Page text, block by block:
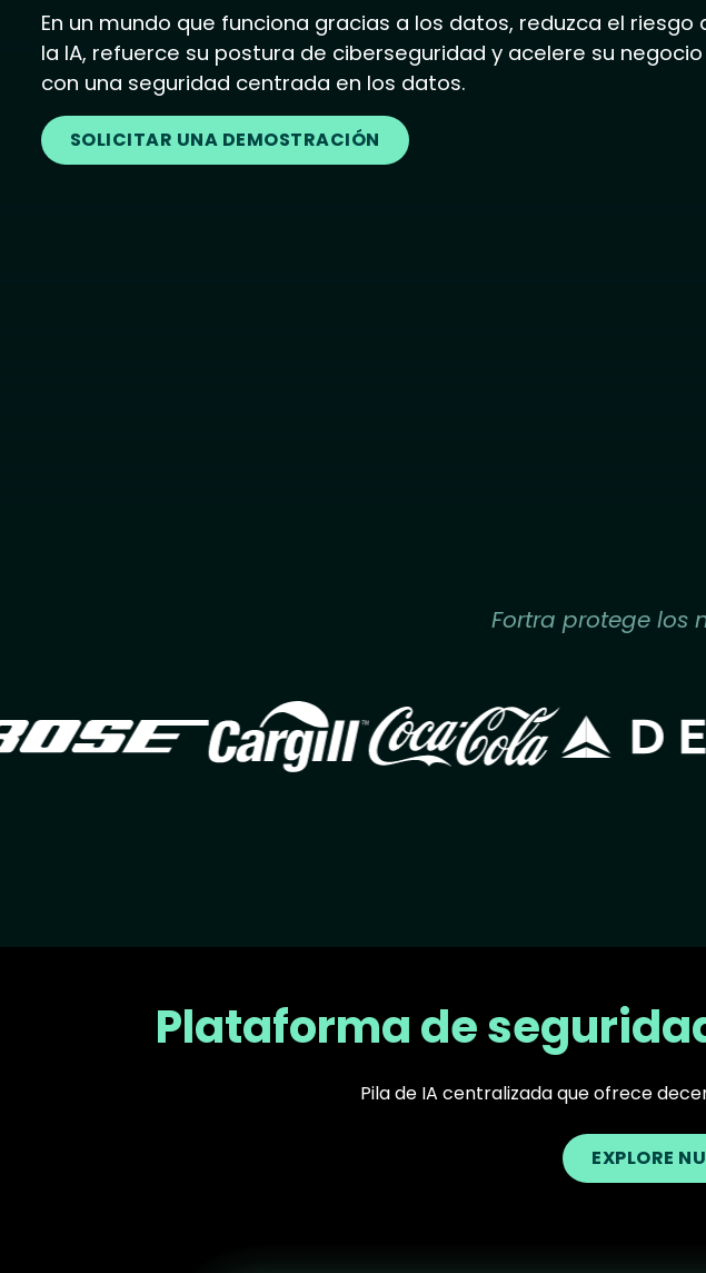
En un mundo que funciona gracias a los datos, reduzca el riesgo
la IA, refuerce su postura de ciberseguridad y acelere su negocio
con una seguridad centrada en los datos.
SOLICITAR UNA DEMOSTRACIÓN
Fortra protege los
Image Image Image
Plataforma de
Pila de IA centralizada que ofrece
EXPLORE